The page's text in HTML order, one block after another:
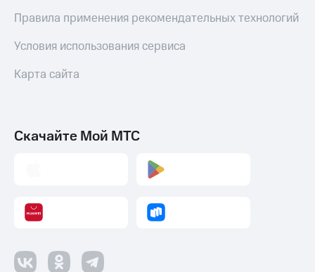
Правила применения рекомендательных технологий
Условия использования сервиса
Карта сайта
Скачайте Мой МТС